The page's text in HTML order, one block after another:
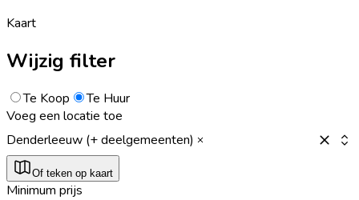
Kaart
Wijzig filter
Te Koop
Te Huur
Voeg een locatie toe
Denderleeuw (+ deelgemeenten)
Of teken op kaart
Minimum prijs